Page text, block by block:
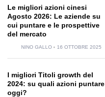
Le migliori azioni cinesi
Agosto 2026: Le aziende su
cui puntare e le prospettive
del mercato
NINO GALLO 16 OTTOBRE 2025
I migliori Titoli growth del
2024: su quali azioni puntare
oggi?